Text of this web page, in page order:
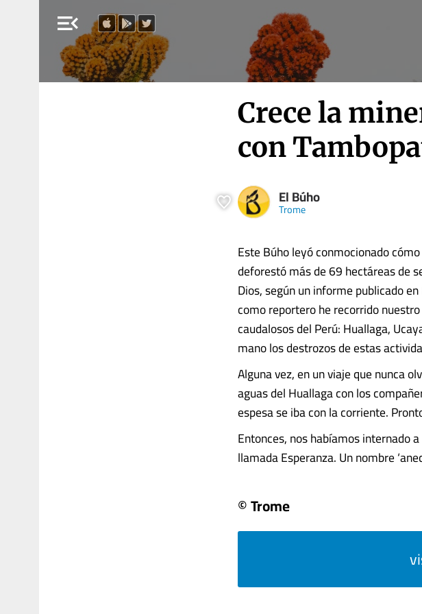
menu_open
Crece la
con
El Búho
Trome
Este Búho leyó conmocionado
deforestó más de 69 hectáreas de
Dios, según un informe publicado
como reportero he recorrido
caudalosos del Perú: Huallaga,
mano los destrozos de estas
Alguna vez, en un viaje que nunca
aguas del Huallaga con los
espesa se iba con la corriente.
Entonces, nos habíamos internado
llamada Esperanza. Un nombre
© Trome